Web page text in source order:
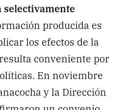
selectivamente
producida es
los efectos de la
conveniente por
En noviembre
y la Dirección